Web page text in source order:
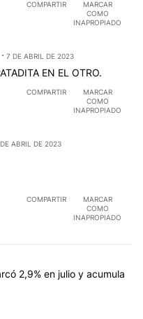
COMPARTIR
MARCAR
COMO
INAPROPIADO
7 DE ABRIL DE 2023
EN EL OTRO.
COMPARTIR
MARCAR
COMO
INAPROPIADO
ABRIL DE 2023
COMPARTIR
MARCAR
COMO
INAPROPIADO
más comentarios en los
"La inflación en CABA
2,9% en julio y acumula